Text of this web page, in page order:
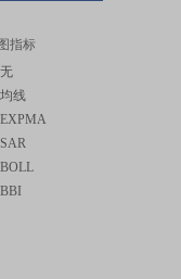
指标
无
均线
EXPMA
SAR
BOLL
BBI